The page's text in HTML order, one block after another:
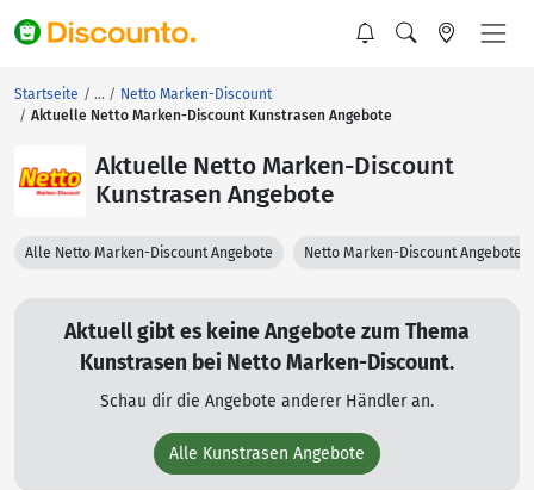
Startseite
Netto Marken-Discount
Aktuelle Netto Marken-Discount Kunstrasen Angebote
Aktuelle Netto Marken-Discount
Kunstrasen Angebote
Alle Netto Marken-Discount Angebote Netto Marken-Discount Angebote
Aktuell gibt es keine Angebote zum Thema
Kunstrasen bei Netto Marken-Discount.
Schau dir die Angebote anderer Händler an.
Alle Kunstrasen Angebote